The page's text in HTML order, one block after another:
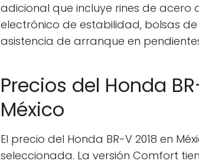
adicional que incluye rines de acero
electrónico de estabilidad, bolsas
asistencia de arranque en
Precios del Honda
México
El precio del Honda BR-V 2018 en
seleccionada. La versión Comfort